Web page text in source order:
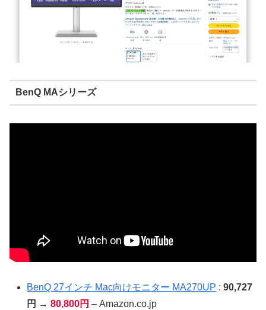
BenQ MAシリーズ
BenQ 27インチ Mac向けモニター MA270UP :90,727
円 → 80,800円 – Amazon.co.jp